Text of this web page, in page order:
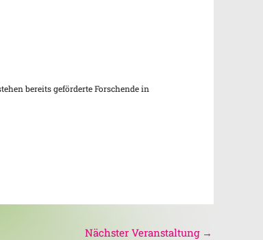
bereits geförderte Forschende in
Nächster Veranstaltung →